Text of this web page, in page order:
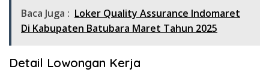
Baca Juga : Loker Quality Assurance Indomaret
Di Kabupaten Batubara Maret Tahun 2025
Detail Lowongan Kerja